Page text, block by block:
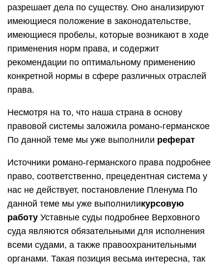
разрешает дела по существу. Оно анализируют
имеющиеся положение в законодательстве,
имеющиеся пробелы, которые возникают в ходе
применения норм права, и содержит
рекомендации по оптимальному применению
конкретной нормы в сфере различных отраслей
права.
Несмотря на то, что наша страна в основу
правовой системы заложила романо-германское
По данной теме мы уже выполнили реферат
Источники романо-германского права подробнее
право, соответственно, прецедентная система у
нас не действует, постановление Пленума По
данной теме мы уже выполниликурсовую
работу Уставные суды подробнее Верховного
суда являются обязательными для исполнения
всеми судами, а также правоохранительными
органами. Такая позиция весьма интересна, так